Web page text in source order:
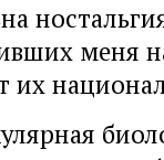
меня
их